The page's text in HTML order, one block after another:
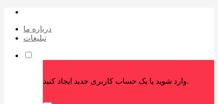
درباره ما
تبلیغات
وارد شوید یا یک حساب کاربری جدید ایجاد کنید.